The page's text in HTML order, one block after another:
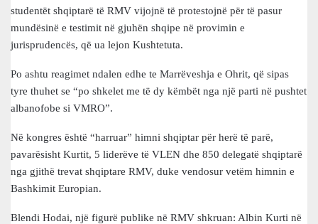
studentët shqiptarë të RMV vijojnë të protestojnë për të pasur
mundësinë e testimit në gjuhën shqipe në provimin e
jurisprudencës, që ua lejon Kushtetuta.
Po ashtu reagimet ndalen edhe te Marrëveshja e Ohrit, që sipas
tyre thuhet se “po shkelet me të dy këmbët nga një parti në pushtet
albanofobe si VMRO”.
Në kongres është “harruar” himni shqiptar për herë të parë,
pavarësisht Kurtit, 5 liderëve të VLEN dhe 850 delegatë shqiptarë
nga gjithë trevat shqiptare RMV, duke vendosur vetëm himnin e
Bashkimit Europian.
Blendi Hodai, një figurë publike në RMV shkruan: Albin Kurti në